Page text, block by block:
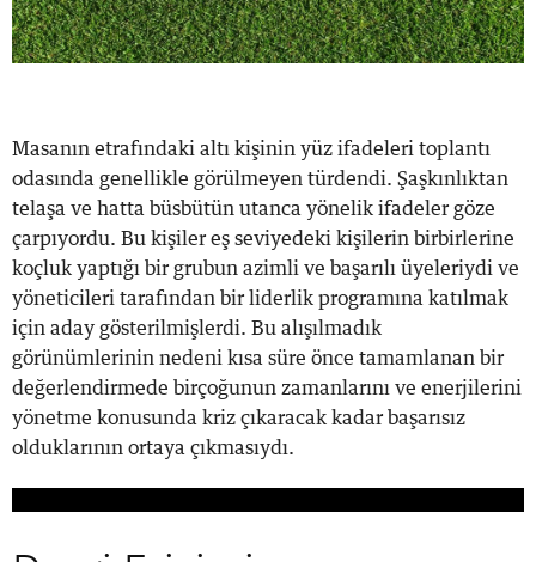
Masanın etrafındaki altı kişinin yüz ifadeleri toplantı
odasında genellikle görülmeyen türdendi. Şaşkınlıktan
telaşa ve hatta büsbütün utanca yönelik ifadeler göze
çarpıyordu. Bu kişiler eş seviyedeki kişilerin birbirlerine
koçluk yaptığı bir grubun azimli ve başarılı üyeleriydi ve
yöneticileri tarafından bir liderlik programına katılmak
için aday gösterilmişlerdi. Bu alışılmadık
görünümlerinin nedeni kısa süre önce tamamlanan bir
değerlendirmede birçoğunun zamanlarını ve enerjilerini
yönetme konusunda kriz çıkaracak kadar başarısız
olduklarının ortaya çıkmasıydı.